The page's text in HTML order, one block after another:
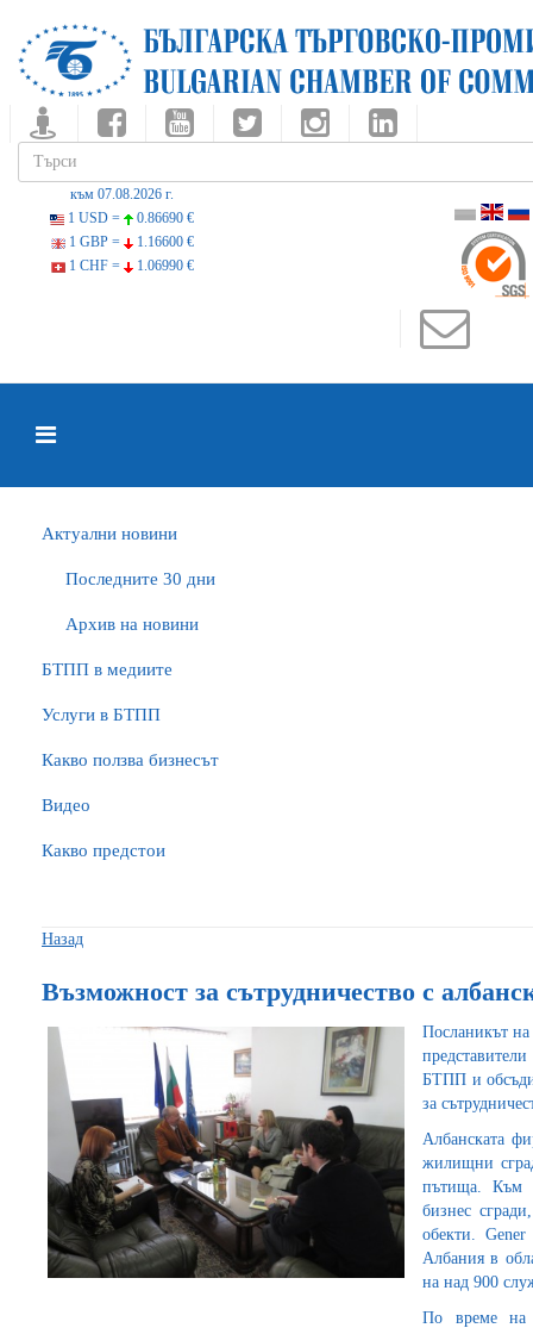
към 07.08.2026 г.
1 USD =
0.86690 €
1 GBP =
1.16600 €
1 CHF =
1.06990 €
Актуални новини
Последните 30 дни
Архив на новини
БTПП в медиите
Услуги в БТПП
Какво ползва бизнесът
Видео
Какво предстои
Назад
Възможност за сътрудничество с
Посланикът
БТПП и
за
Албанската
жилищни
пътища. Към
бизнес
обекти.
Албания в
на над 900
По време на